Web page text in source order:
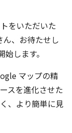
をいただいた
、お待たせし
します。
マップの精
スを進化させた
、より簡単に見